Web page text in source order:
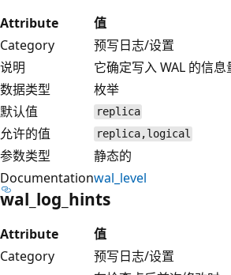
Attribute
值
Category
预写日志/设置
说明
它确定写入 WAL 的信息
数据类型
枚举
默认值
replica
允许的值 replica,logical
参数类型
静态的
Documentationwal_level
wal_log_hints
Attribute
值
Category
预写日志/设置